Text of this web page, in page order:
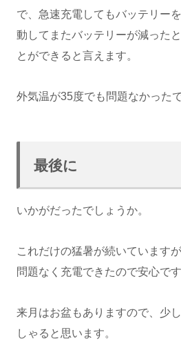
で、急速充電してもバッテリー
動してまたバッテリーが減った
とができると言えます。
外気温が35度でも問題なかったで
最後に
いかがだったでしょうか。
これだけの猛暑が続いています
問題なく充電できたので安心です
来月はお盆もありますので、少
しゃると思います。